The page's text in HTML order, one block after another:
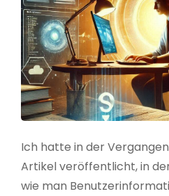
Ich hatte in der
Artikel veröffentlicht, in
wie man